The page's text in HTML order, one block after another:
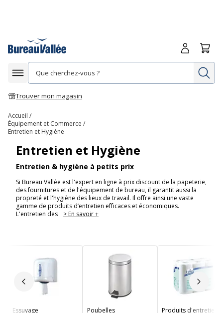
Afficher la navigation
Trouver mon magasin
Me
Accueil
Équipement et Commerce
Entretien et Hygiène
Entretien et Hygiène
Entretien & hygiène à petits prix
Si Bureau Vallée est l'expert en ligne à prix discount de la papeterie,
des fournitures et de l'équipement de bureau, il garantit aussi la
propreté et l'hygiène des lieux de travail. Il offre ainsi une vaste
gamme de produits d’entretien efficaces et économiques.
L'entretien des
> En savoir +
Slide précédent Slide
Essuyage Poubelles Produits d'entretien